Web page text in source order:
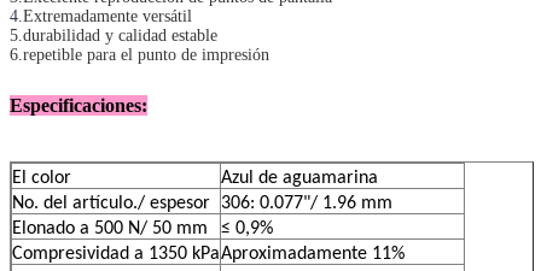
4 .Extremadamente versátil
5.durabilidad y calidad estable
6.repetible para el punto de impresión
Especificaciones:
El color
Azul de aguamarina
No. del artículo./ espesor
306: 0.077"/ 1.96 mm
Elonado a 500 N/ 50 mm
≤ 0,9%
Compresividad a 1350 kPaAproximadamente 11%